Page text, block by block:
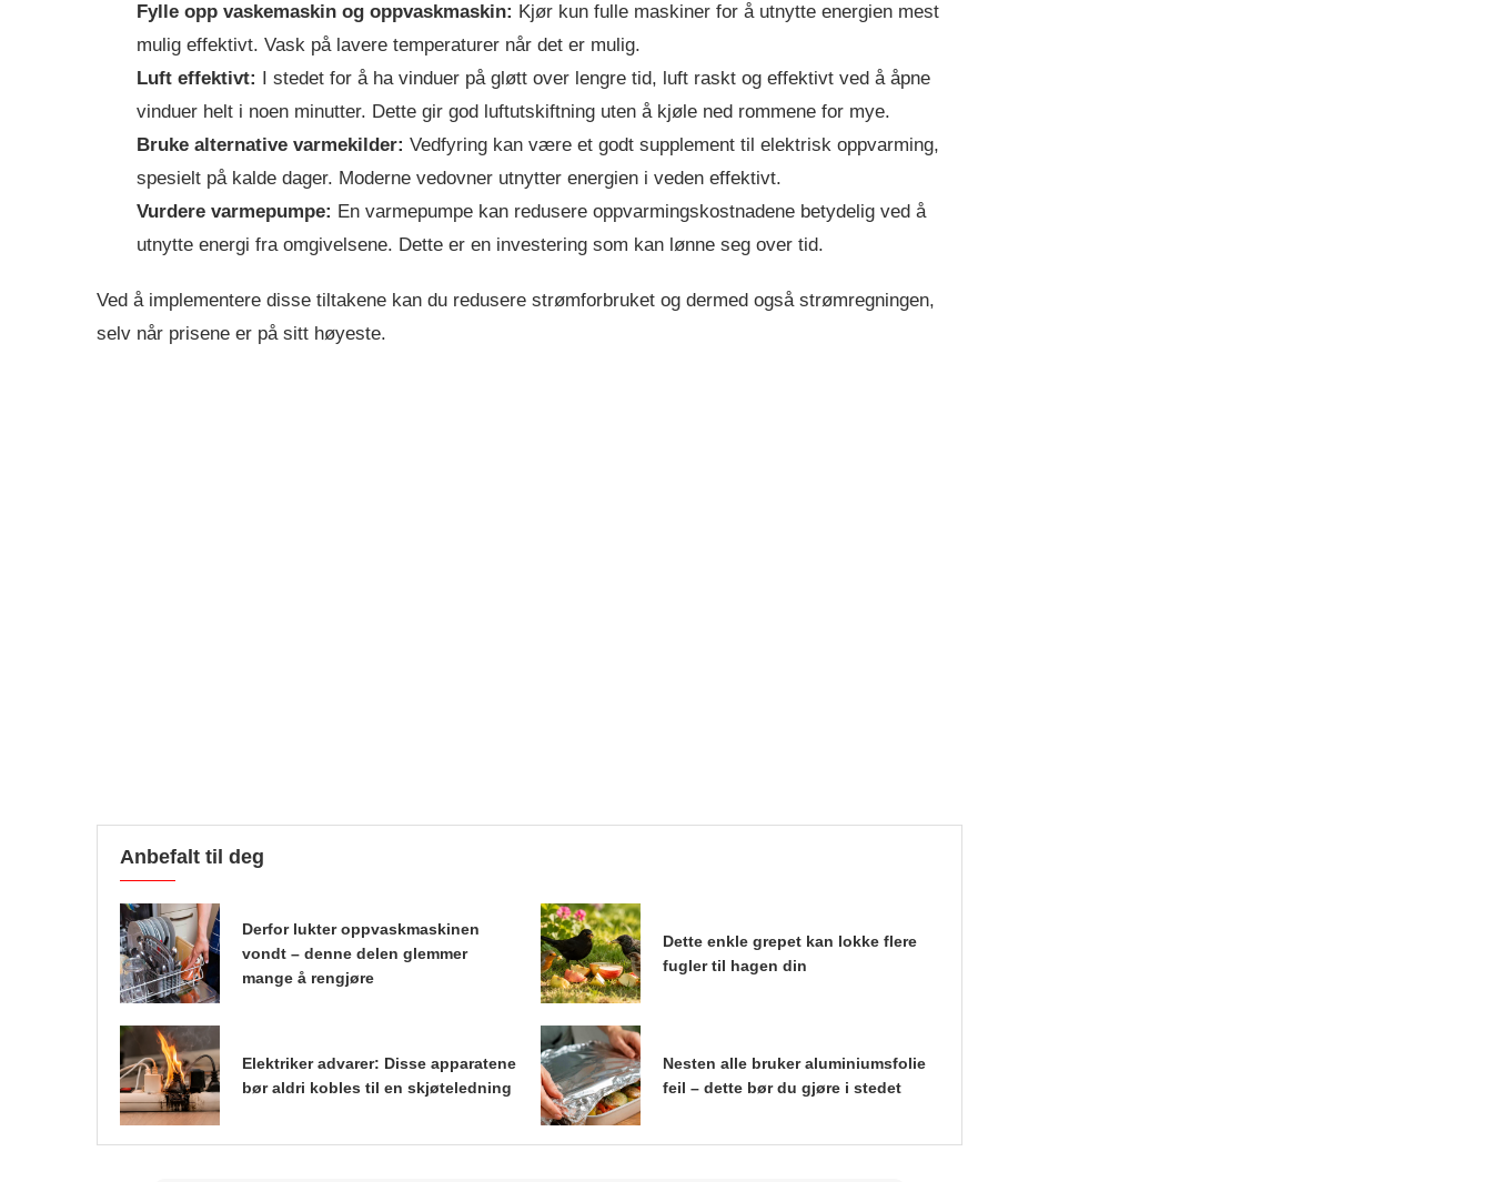
Fylle opp vaskemaskin og oppvaskmaskin: Kjør kun fulle maskiner for å utnytte energien mest
mulig effektivt. Vask på lavere temperaturer når det er mulig.
Luft effektivt: I stedet for å ha vinduer på gløtt over lengre tid, luft raskt og effektivt ved å åpne
vinduer helt i noen minutter. Dette gir god luftutskiftning uten å kjøle ned rommene for mye.
Bruke alternative varmekilder: Vedfyring kan være et godt supplement til elektrisk oppvarming,
spesielt på kalde dager. Moderne vedovner utnytter energien i veden effektivt.
Vurdere varmepumpe: En varmepumpe kan redusere oppvarmingskostnadene betydelig ved å
utnytte energi fra omgivelsene. Dette er en investering som kan lønne seg over tid.
Ved å implementere disse tiltakene kan du redusere strømforbruket og dermed også strømregningen,
selv når prisene er på sitt høyeste.
Anbefalt til deg
Derfor lukter oppvaskmaskinen
vondt – denne delen glemmer
mange å rengjøre
Dette enkle grepet kan lokke flere
fugler til hagen din
Elektriker advarer: Disse apparatene
bør aldri kobles til en skjøteledning
Nesten alle bruker aluminiumsfolie
feil – dette bør du gjøre i stedet